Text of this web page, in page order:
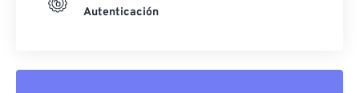
Autenticación